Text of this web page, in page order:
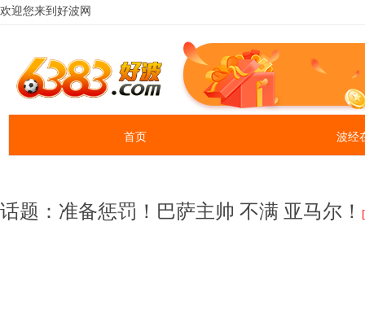
话题：准备惩罚！巴萨主帅 不满 亚马尔！